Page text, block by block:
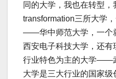
同的大学，我也在转型，
transformation三所大学
——华中师范大学，一
西安电子科技大学，还有
行业特色为主的大学——
大学是三大行业的国家